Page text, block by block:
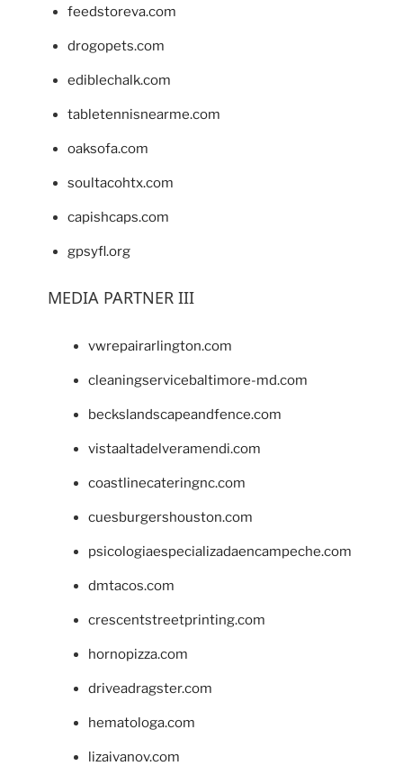
feedstoreva.com
drogopets.com
ediblechalk.com
tabletennisnearme.com
oaksofa.com
soultacohtx.com
capishcaps.com
gpsyfl.org
MEDIA PARTNER III
vwrepairarlington.com
cleaningservicebaltimore-md.com
beckslandscapeandfence.com
vistaaltadelveramendi.com
coastlinecateringnc.com
cuesburgershouston.com
psicologiaespecializadaencampeche.com
dmtacos.com
crescentstreetprinting.com
hornopizza.com
driveadragster.com
hematologa.com
lizaivanov.com